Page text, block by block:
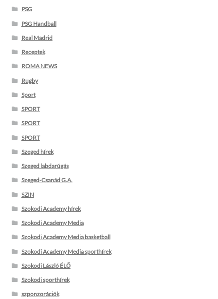
PSG
PSG Handball
Real Madrid
Receptek
ROMA NEWS
Rugby
Sport
SPORT
SPORT
SPORT
Szeged hírek
Szeged labdarúgás
Szeged-Csanád G.A.
SZIN
Szokodi Academy hírek
Szokodi Academy Media
Szokodi Academy Media basketball
Szokodi Academy Media sporthírek
Szokodi László ÉLŐ
Szokodi sporthírek
szponzorációk